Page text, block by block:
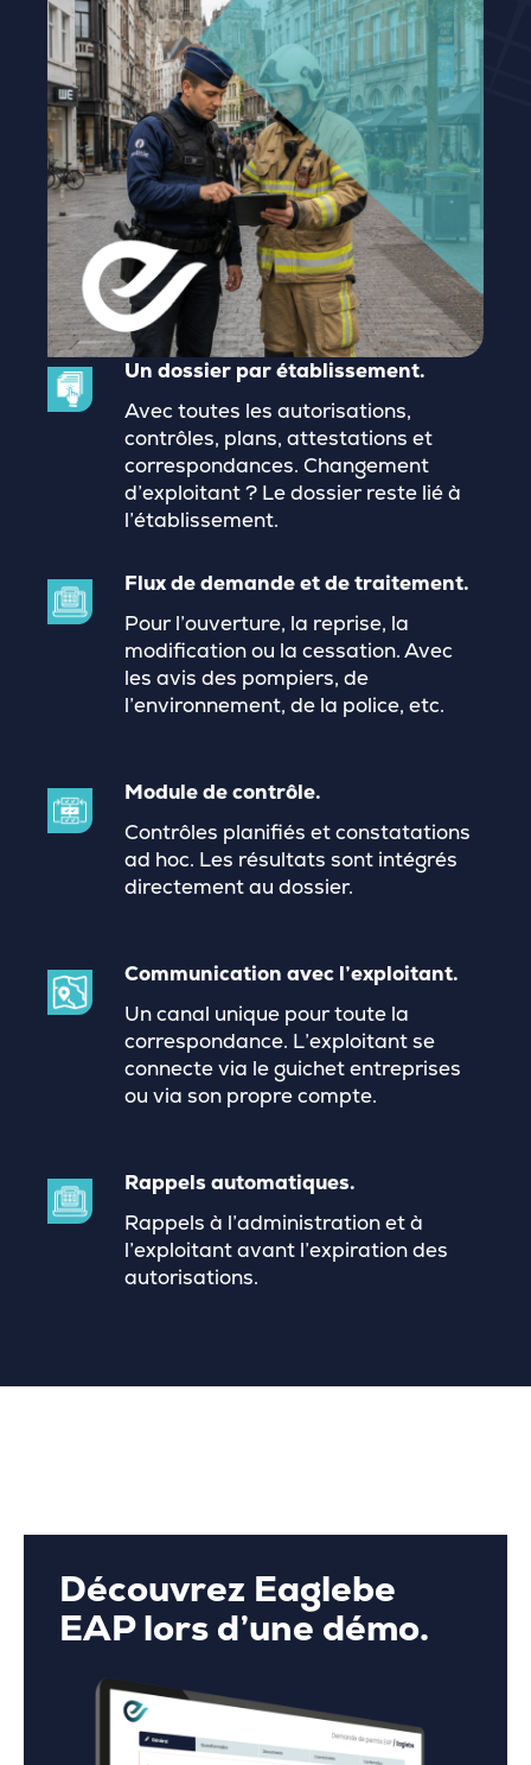
Un dossier par établissement.
Avec toutes les autorisations,
contrôles, plans, attestations et
correspondances. Changement
d’exploitant ? Le dossier reste lié à
l’établissement.
Flux de demande et de traitement.
Pour l’ouverture, la reprise, la
modification ou la cessation. Avec
les avis des pompiers, de
l’environnement, de la police, etc.
Module de contrôle.
Contrôles planifiés et constatations
ad hoc. Les résultats sont intégrés
directement au dossier.
Communication avec l’exploitant.
Un canal unique pour toute la
correspondance. L’exploitant se
connecte via le guichet entreprises
ou via son propre compte.
Rappels automatiques.
Rappels à l’administration et à
l’exploitant avant l’expiration des
autorisations.
Découvrez Eaglebe
EAP lors d’une démo.